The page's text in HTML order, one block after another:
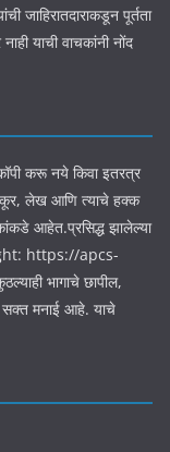
जाहिरातदाराकडून पूर्तता
याची वाचकांनी नोंद
करू नये किवा इतरत्र
लेख आणि त्याचे हक्क
आहेत.प्रसिद्ध झालेल्या
https://apcs-
भागाचे छापील,
सक्त मनाई आहे. याचे